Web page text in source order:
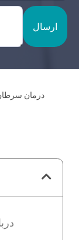
ارسال
درمان سرطان